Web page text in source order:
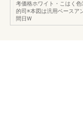
考価格ホワイト・こはく
的司※本図は汎用ベースア
間日W